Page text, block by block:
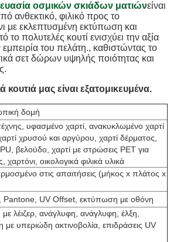
οσμικών σκιάδων ματιώνείναι
ανθεκτικό, φιλικό προς το
με εκλεπτυσμένη εκτύπωση και
το πολυτελές κουτί ενισχύει την αξία
του πελάτη., καθιστώντας το
σετ δώρων υψηλής ποιότητας και
κουτιά μας είναι εξατομικευμένα.
δομή
υφασμένο χαρτί, ανακυκλωμένο χαρτί
χρυσού και αργύρου, χαρτί δέρματος,
βελούδο, χαρτί με στρώσεις PET για
χαρτόνι, οικολογικά φιλικά υλικά
στις απαιτήσεις (μήκος x πλάτος x
Pantone, UV Offset, εκτύπωση με οθόνη
λέιζερ, ανάγλυφη, ανάγλυφη, έλξη,
με υπεριώδη ακτινοβολία, επιδράσεις UV